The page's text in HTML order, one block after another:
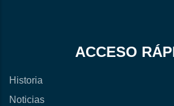
ACCESO
Historia
Noticias